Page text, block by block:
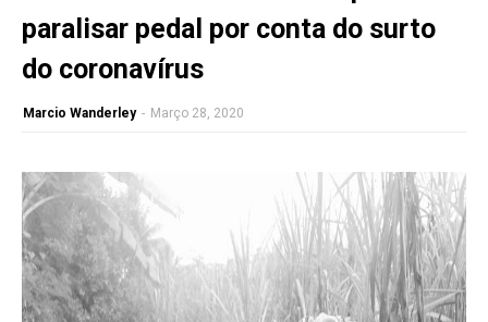
paralisar pedal por conta do surto
do coronavírus
Marcio Wanderley - Março 28, 2020